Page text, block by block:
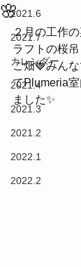
2021.6
2021.7
カレンダー
2021.4
2021.3
2021.2
2022.1
2022.2
🌸
２月の工作
ラフトの桜
ご畑🍓みん
てPlumeria
ました✨